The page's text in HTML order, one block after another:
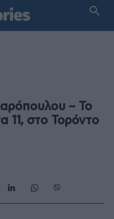
– Το
11, στο Τορόντο